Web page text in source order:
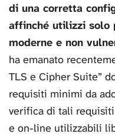
di una corretta
affinché utilizzi solo
moderne e non
ha emanato
TLS e Cipher Suite”
requisiti minimi da
verifica di tali
e on-line utilizzabili